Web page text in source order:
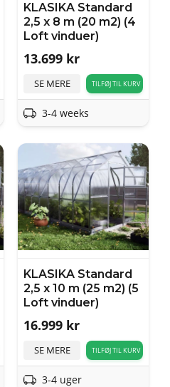
KLASIKA Standard
2,5 x 8 m (20 m2) (4
Loft vinduer)
13.699 kr
SE MERE TILFØJ TIL KURV
3-4 weeks
KLASIKA Standard
2,5 x 10 m (25 m2) (5
Loft vinduer)
16.999 kr
SE MERE TILFØJ TIL KURV
3-4 uger